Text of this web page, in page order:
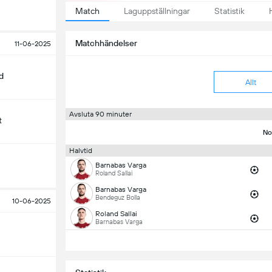
11-06-2025
10-06-2025
Match Laguppställningar Statistik
Matchhändelser
Allt
Avsluta 90 minuter
Halvtid
Barnabas Varga
Roland Sallai
Barnabas Varga
Bendeguz Bolla
Roland Sallai
Barnabas Varga